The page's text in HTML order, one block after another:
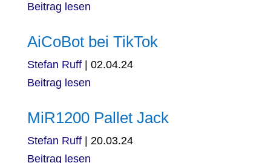
Beitrag lesen
AiCoBot bei TikTok
Stefan Ruff
02.04.24
Beitrag lesen
MiR1200 Pallet Jack
Stefan Ruff
20.03.24
Beitrag lesen